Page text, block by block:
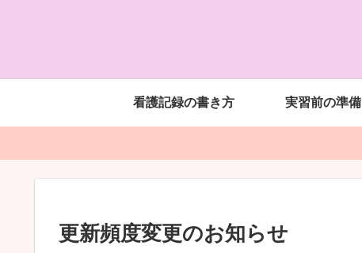
看護記録の書き方 実習前の準備
更新頻度変更のお知らせ